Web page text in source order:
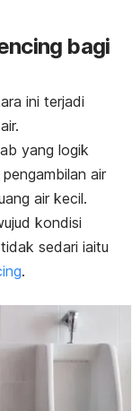
bagi
ini terjadi
yang logik
air
air kecil.
kondisi
sedari iaitu
.